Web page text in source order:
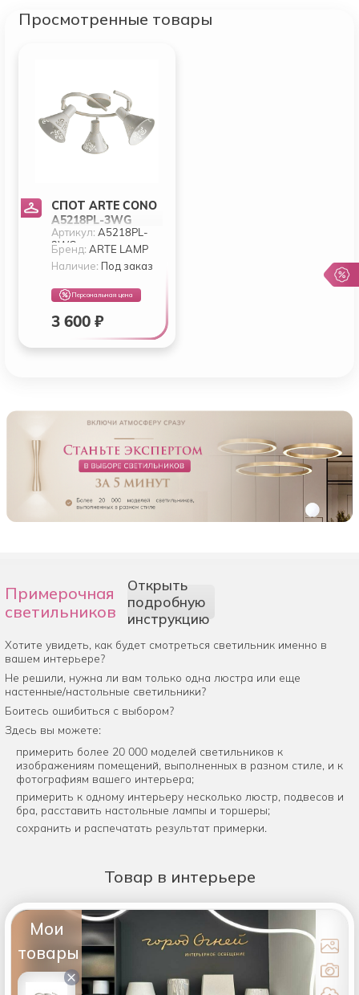
Просмотренные товары
СПОТ ARTE CONO
A5218PL-3WG
Артикул:A5218PL-
3WG
Бренд:ARTE LAMP
Наличие: Под заказ
Персональная цена
3 600 ₽
Примерочная
светильников
Открыть
подробную
инструкцию
Хотите увидеть, как будет смотреться светильник именно в
вашем интерьере?
Не решили, нужна ли вам только одна люстра или еще
настенные/настольные светильники?
Боитесь ошибиться с выбором?
Здесь вы можете:
примерить более 20 000 моделей светильников к
изображениям помещений, выполненных в разном стиле, и к
фотографиям вашего интерьера;
примерить к одному интерьеру несколько люстр, подвесов и
бра, расставить настольные лампы и торшеры;
сохранить и распечатать результат примерки.
Товар в интерьере
Мои
товары
×